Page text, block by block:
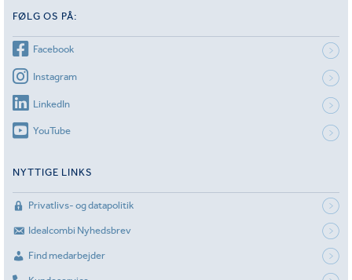
FØLG OS PÅ:
Facebook
Instagram
LinkedIn
YouTube
NYTTIGE LINKS
Privatlivs- og datapolitik
Idealcombi Nyhedsbrev
Find medarbejder